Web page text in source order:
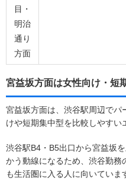
目・
明治
通り
方面
宮益坂方面は女性向け・短
宮益坂方面は、渋谷駅周辺でパ
けや短期集中型を比較しやすい
渋谷駅B4・B5出口から宮益坂
かう動線になるため、渋谷勤
も生活圏に入る人に向いていま